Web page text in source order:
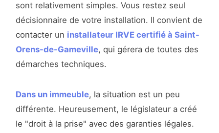
sont relativement simples. Vous restez seul
décisionnaire de votre installation. Il convient de
contacter un installateur IRVE certifié à Saint-
Orens-de-Gameville, qui gérera de toutes des
démarches techniques.
Dans un immeuble, la situation est un peu
différente. Heureusement, le législateur a créé
le "droit à la prise" avec des garanties légales.